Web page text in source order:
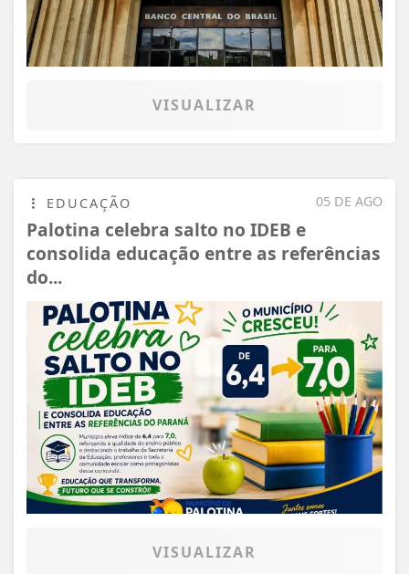
VISUALIZAR
05 DE AGO
EDUCAÇÃO
Palotina celebra salto no IDEB e
consolida educação entre as referências
do...
VISUALIZAR